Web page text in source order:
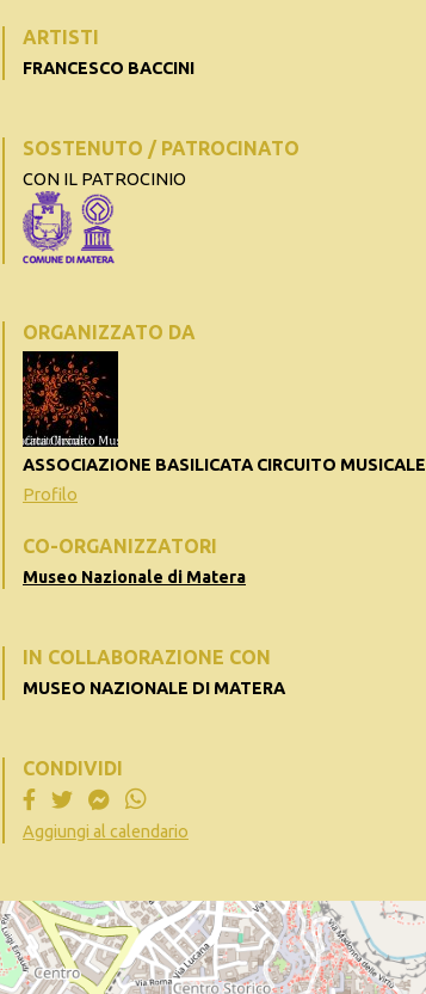
ARTISTI
FRANCESCO BACCINI
SOSTENUTO / PATROCINATO
CON IL PATROCINIO
ORGANIZZATO DA
ASSOCIAZIONE BASILICATA CIRCUITO MUSICALE
Profilo
CO-ORGANIZZATORI
Museo Nazionale di Matera
IN COLLABORAZIONE CON
MUSEO NAZIONALE DI MATERA
CONDIVIDI
Aggiungi al calendario